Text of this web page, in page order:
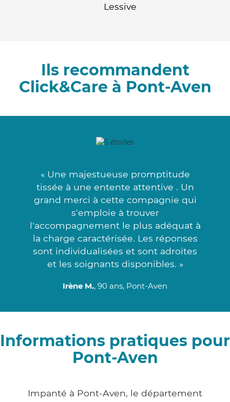
Lessive
Ils recommandent
Click&Care à Pont-Aven
« Une majestueuse promptitude
tissée à une entente attentive . Un
grand merci à cette compagnie qui
s'emploie à trouver
l'accompagnement le plus adéquat à
la charge caractérisée. Les réponses
sont individualisées et sont adroites
et les soignants disponibles. »
Irène M., 90 ans, Pont-Aven
Informations pratiques pour
Pont-Aven
Impanté à Pont-Aven, le département